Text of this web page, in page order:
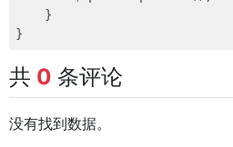
    }
共 0 条评论
没有找到数据。